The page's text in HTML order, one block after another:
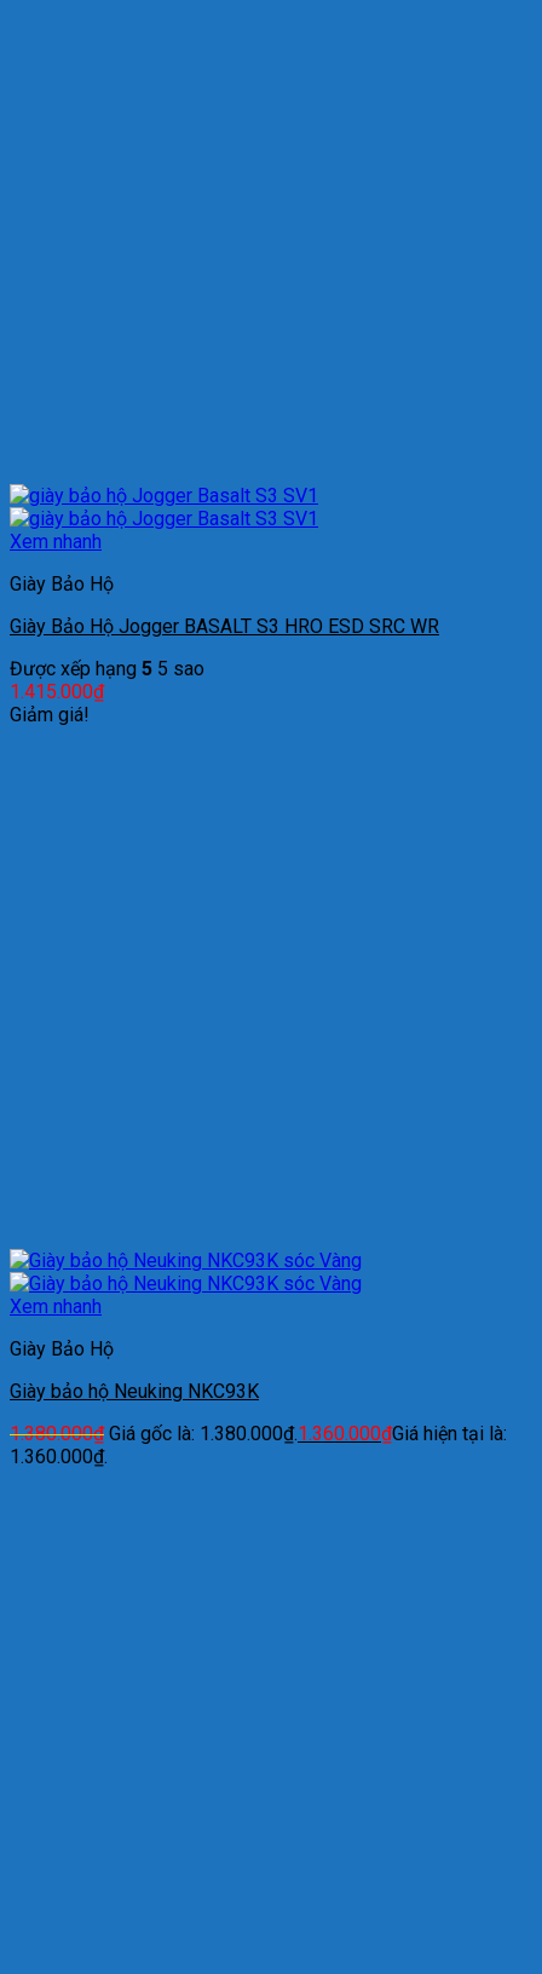
Xem nhanh
Giày Bảo Hộ
Giày Bảo Hộ Jogger BASALT S3 HRO ESD SRC WR
Được xếp hạng 5 5 sao
1.415.000₫
Giảm giá!
Xem nhanh
Giày Bảo Hộ
Giày bảo hộ Neuking NKC93K
1.380.000₫ Giá gốc là: 1.380.000₫.1.360.000₫Giá hiện tại là:
1.360.000₫.